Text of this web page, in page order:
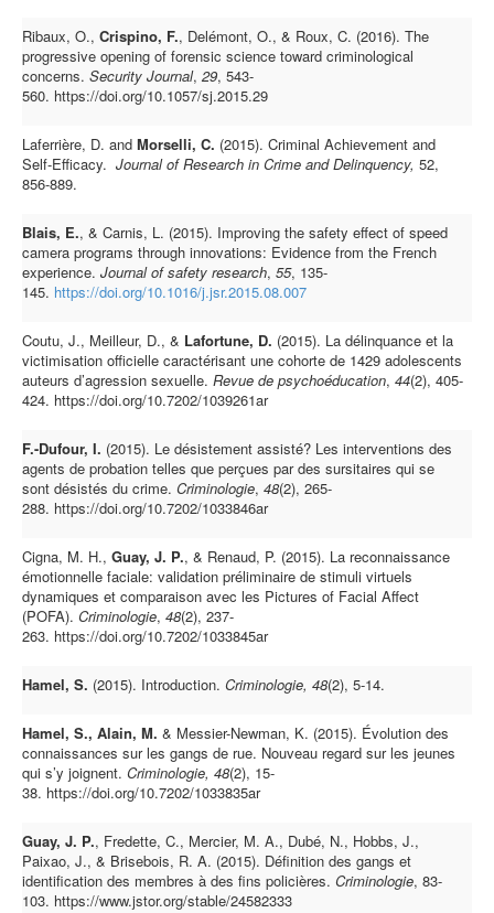
Ribaux, O., Crispino, F., Delémont, O., & Roux, C. (2016). The
progressive opening of forensic science toward criminological
concerns. Security Journal, 29, 543-
560. https://doi.org/10.1057/sj.2015.29
Laferrière, D. and Morselli, C. (2015). Criminal Achievement and
Self-Efficacy. Journal of Research in Crime and Delinquency, 52,
856-889.
Blais, E., & Carnis, L. (2015). Improving the safety effect of speed
camera programs through innovations: Evidence from the French
experience. Journal of safety research, 55, 135-
145. https://doi.org/10.1016/j.jsr.2015.08.007
Coutu, J., Meilleur, D., & Lafortune, D. (2015). La délinquance et la
victimisation officielle caractérisant une cohorte de 1429 adolescents
auteurs d’agression sexuelle. Revue de psychoéducation, 44(2), 405-
424. https://doi.org/10.7202/1039261ar
F.-Dufour, I. (2015). Le désistement assisté? Les interventions des
agents de probation telles que perçues par des sursitaires qui se
sont désistés du crime. Criminologie, 48(2), 265-
288. https://doi.org/10.7202/1033846ar
Cigna, M. H., Guay, J. P., & Renaud, P. (2015). La reconnaissance
émotionnelle faciale: validation préliminaire de stimuli virtuels
dynamiques et comparaison avec les Pictures of Facial Affect
(POFA). Criminologie, 48(2), 237-
263. https://doi.org/10.7202/1033845ar
Hamel, S. (2015). Introduction. Criminologie, 48(2), 5-14.
Hamel, S., Alain, M. & Messier-Newman, K. (2015). Évolution des
connaissances sur les gangs de rue. Nouveau regard sur les jeunes
qui s’y joignent. Criminologie, 48(2), 15-
38. https://doi.org/10.7202/1033835ar
Guay, J. P., Fredette, C., Mercier, M. A., Dubé, N., Hobbs, J.,
Paixao, J., & Brisebois, R. A. (2015). Définition des gangs et
identification des membres à des fins policières. Criminologie, 83-
103. https://www.jstor.org/stable/24582333